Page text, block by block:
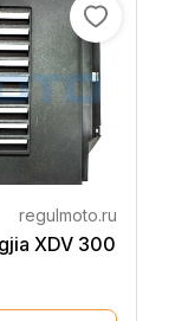
regulmoto.ru
XDV 300